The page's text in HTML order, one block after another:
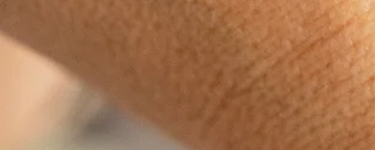
+49 39292 929695
Montag - Freitag : 8:30 - 17:00 Uhr